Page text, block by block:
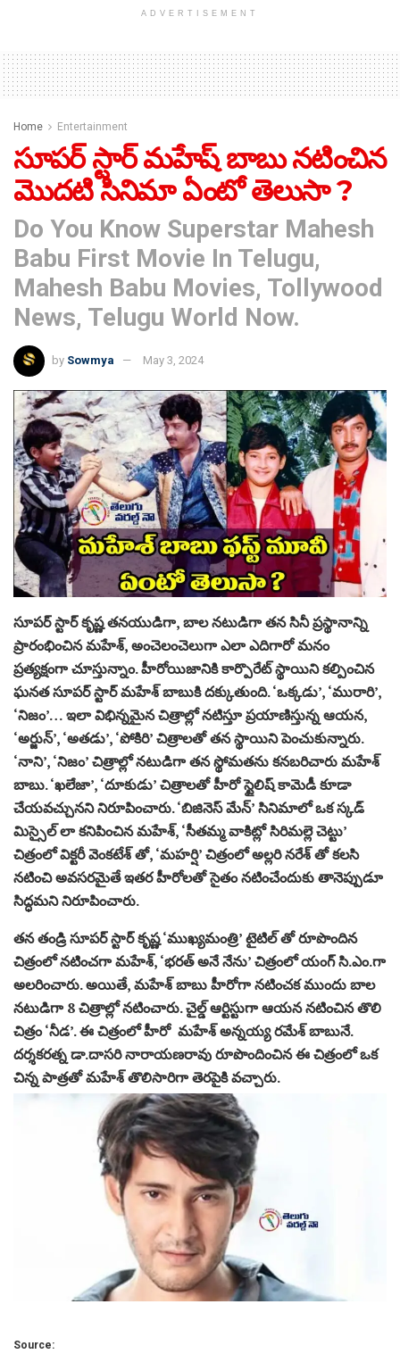
ADVERTISEMENT
Home Entertainment
సూపర్ స్టార్ మహేష్ బాబు నటించిన
మొదటి సినిమా ఏంటో తెలుసా ?
Do You Know Superstar Mahesh
Babu First Movie In Telugu,
Mahesh Babu Movies, Tollywood
News, Telugu World Now.
by Sowmya May 3, 2024
సూపర్ స్టార్ కృష్ణ తనయుడిగా, బాల నటుడిగా తన సినీ ప్రస్థానాన్ని
ప్రారంభించిన మహేశ్, అంచెలంచెలుగా ఎలా ఎదిగారో మనం
ప్రత్యక్షంగా చూస్తున్నాం. హీరోయిజానికి కార్పొరేట్ స్థాయిని కల్పించిన
ఘనత సూపర్ స్టార్ మహేశ్ బాబుకి దక్కుతుంది. ‘ఒక్కడు’, ‘మురారి’,
‘నిజం’… ఇలా విభిన్నమైన చిత్రాల్లో నటిస్తూ ప్రయాణిస్తున్న ఆయన,
‘అర్జున్’, ‘అతడు’, ‘పోకిరి’ చిత్రాలతో తన స్థాయిని పెంచుకున్నారు.
‘నాని’, ‘నిజం’ చిత్రాల్లో నటుడిగా తన స్థోమతను కనబరిచారు మహేశ్
బాబు. ‘ఖలేజా’, ‘దూకుడు’ చిత్రాలతో హీరో స్టైలిష్ కామెడీ కూడా
చేయవచ్చునని నిరూపించారు. ‘బిజినెస్ మేన్’ సినిమాలో ఒక స్కడ్
మిస్సైల్ లా కనిపించిన మహేశ్, ‘సీతమ్మ వాకిట్లో సిరిమల్లె చెట్టు’
చిత్రంలో విక్టరీ వెంకటేశ్ తో, ‘మహర్షి’ చిత్రంలో అల్లరి నరేశ్ తో కలసి
నటించి అవసరమైతే ఇతర హీరోలతో సైతం నటించేందుకు తానెప్పుడూ
సిద్ధమని నిరూపించారు.
తన తండ్రి సూపర్ స్టార్ కృష్ణ ‘ముఖ్యమంత్రి’ టైటిల్ తో రూపొందిన
చిత్రంలో నటించగా మహేశ్, ‘భరత్ అనే నేను’ చిత్రంలో యంగ్ సి.ఎం.గా
అలరించారు. అయితే, మహేశ్ బాబు హీరోగా నటించక ముందు బాల
నటుడిగా 8 చిత్రాల్లో నటించారు. చైల్డ్ ఆర్టిస్టుగా ఆయన నటించిన తొలి
చిత్రం ‘నీడ’. ఈ చిత్రంలో హీరో మహేశ్ అన్నయ్య రమేశ్ బాబునే.
దర్శకరత్న డా.దాసరి నారాయణరావు రూపొందించిన ఈ చిత్రంలో ఒక
చిన్న పాత్రతో మహేశ్ తొలిసారిగా తెరపైకి వచ్చారు.
Source: